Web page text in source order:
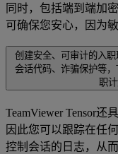
同时，包括端到端加
可确保您安心，因为
创建安全、可审计的入职
会话代码、诈骗保护等
职
TeamViewer Tensor还
因此您可以跟踪在任
控制会话的日志，从